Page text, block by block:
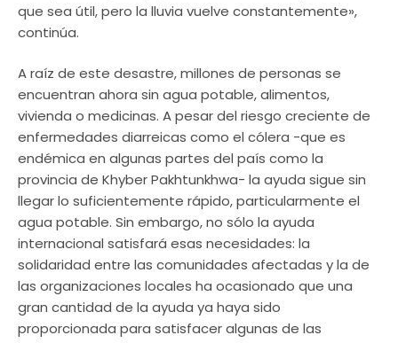
que sea útil, pero la lluvia vuelve constantemente»,
continúa.
A raíz de este desastre, millones de personas se
encuentran ahora sin agua potable, alimentos,
vivienda o medicinas. A pesar del riesgo creciente de
enfermedades diarreicas como el cólera -que es
endémica en algunas partes del país como la
provincia de Khyber Pakhtunkhwa- la ayuda sigue sin
llegar lo suficientemente rápido, particularmente el
agua potable. Sin embargo, no sólo la ayuda
internacional satisfará esas necesidades: la
solidaridad entre las comunidades afectadas y la de
las organizaciones locales ha ocasionado que una
gran cantidad de la ayuda ya haya sido
proporcionada para satisfacer algunas de las